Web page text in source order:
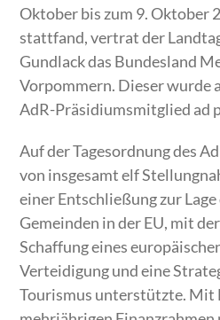
Oktober bis zum 9. Oktober
stattfand, vertrat der
Gundlack das Bundesland
Vorpommern. Dieser wurde
AdR-Präsidiumsmitglied ad
Auf der Tagesordnung des
von insgesamt elf
einer Entschließung zur
Gemeinden in der EU, mit
Schaffung eines
Verteidigung und eine
Tourismus unterstützte. Mit